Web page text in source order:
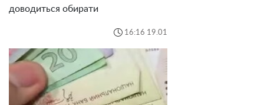
доводиться обирати
16:16 19.01